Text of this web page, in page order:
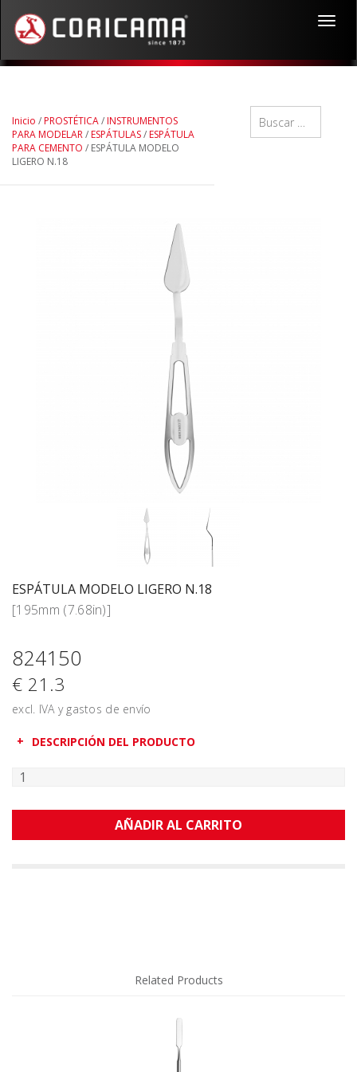
Inicio /PROSTÉTICA/INSTRUMENTOS
PARA MODELAR/ESPÁTULAS/ESPÁTULA
PARA CEMENTO / ESPÁTULA MODELO
LIGERO N.18
ESPÁTULA MODELO LIGERO N.18
[195mm (7.68in)]
824150
€ 21.3
excl. IVA y gastos de envío
DESCRIPCIÓN DEL PRODUCTO
AÑADIR AL CARRITO
Related Products